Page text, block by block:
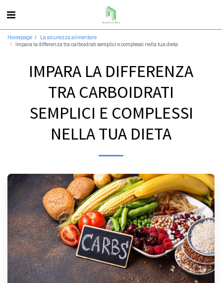
Homepage
La sicurezza alimentare
Impara la differenza tra carboidrati semplici e complessi nella tua dieta
IMPARA LA DIFFERENZA
TRA CARBOIDRATI
SEMPLICI E COMPLESSI
NELLA TUA DIETA